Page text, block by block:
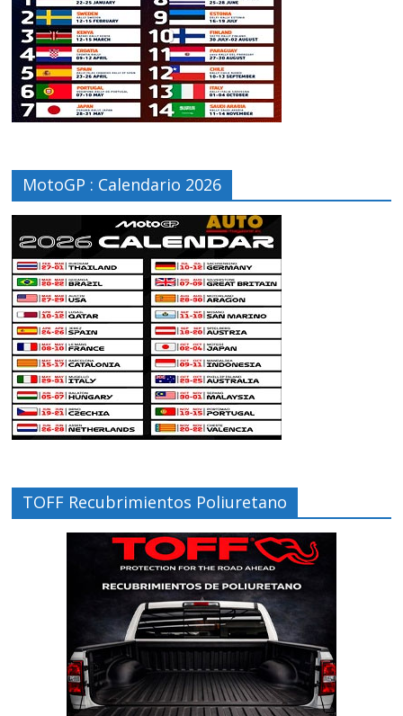
MotoGP : Calendario 2026
TOFF Recubrimientos Poliuretano